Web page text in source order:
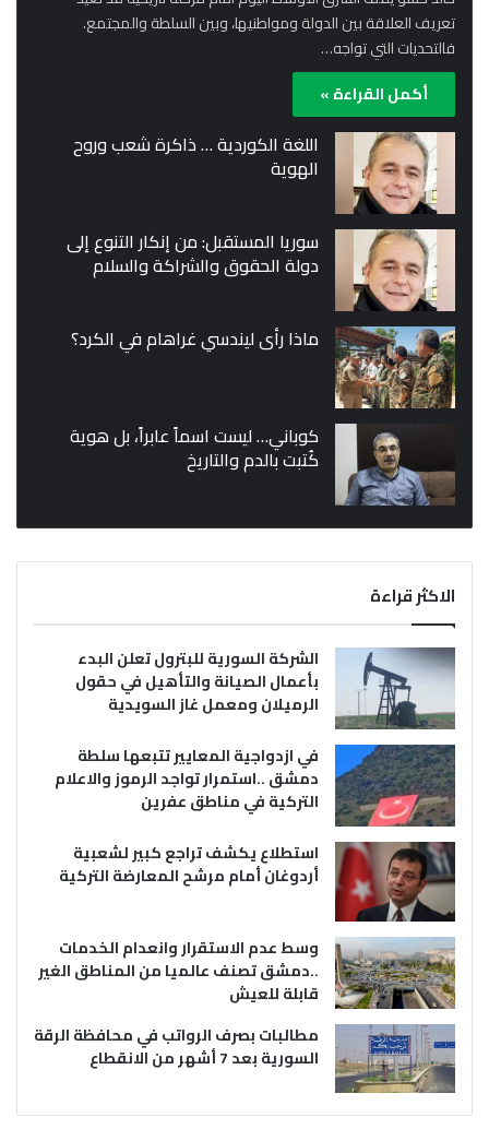
تعريف العلاقة بين الدولة ومواطنيها، وبين السلطة والمجتمع.
فالتحديات التي تواجه…
أكمل القراءة »
اللغة الكوردية … ذاكرة شعب وروح
الهوية
سوريا المستقبل: من إنكار التنوع إلى
دولة الحقوق والشراكة والسلام
ماذا رأى ليندسي غراهام في الكرد؟
كوباني… ليست اسماً عابراً، بل هوية
كُتبت بالدم والتاريخ
الاكثر قراءة
الشركة السورية للبترول تعلن البدء
بأعمال الصيانة والتأهيل في حقول
الرميلان ومعمل غاز السويدية
في ازدواجية المعايير تتبعها سلطة
دمشق ..استمرار تواجد الرموز والاعلام
التركية في مناطق عفرين
استطلاع يكشف تراجع كبير لشعبية
أردوغان أمام مرشح المعارضة التركية
وسط عدم الاستقرار وانعدام الخدمات
..دمشق تصنف عالميا من المناطق الغير
قابلة للعيش
مطالبات بصرف الرواتب في محافظة الرقة
السورية بعد 7 أشهر من الانقطاع